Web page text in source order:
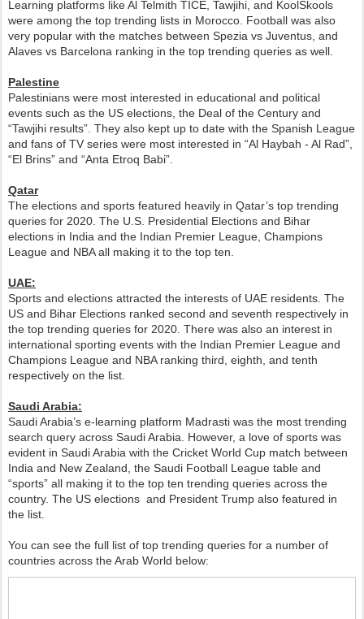
Learning platforms like Al Telmith TICE, Tawjihi, and KoolSkools
were among the top trending lists in Morocco. Football was also
very popular with the matches between Spezia vs Juventus, and
Alaves vs Barcelona ranking in the top trending queries as well.
Palestine
Palestinians were most interested in educational and political
events such as the US elections, the Deal of the Century and
“Tawjihi results”. They also kept up to date with the Spanish League
and fans of TV series were most interested in “Al Haybah - Al Rad”,
“El Brins” and “Anta Etroq Babi”.
Qatar
The elections and sports featured heavily in Qatar’s top trending
queries for 2020. The U.S. Presidential Elections and Bihar
elections in India and the Indian Premier League, Champions
League and NBA all making it to the top ten.
UAE:
Sports and elections attracted the interests of UAE residents. The
US and Bihar Elections ranked second and seventh respectively in
the top trending queries for 2020. There was also an interest in
international sporting events with the Indian Premier League and
Champions League and NBA ranking third, eighth, and tenth
respectively on the list.
Saudi Arabia:
Saudi Arabia’s e-learning platform Madrasti was the most trending
search query across Saudi Arabia. However, a love of sports was
evident in Saudi Arabia with the Cricket World Cup match between
India and New Zealand, the Saudi Football League table and
“sports” all making it to the top ten trending queries across the
country. The US elections and President Trump also featured in
the list.
You can see the full list of top trending queries for a number of
countries across the Arab World below: